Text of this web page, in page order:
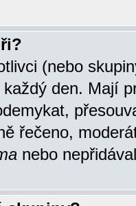
(nebo
den. Mají
řečeno,
nebo